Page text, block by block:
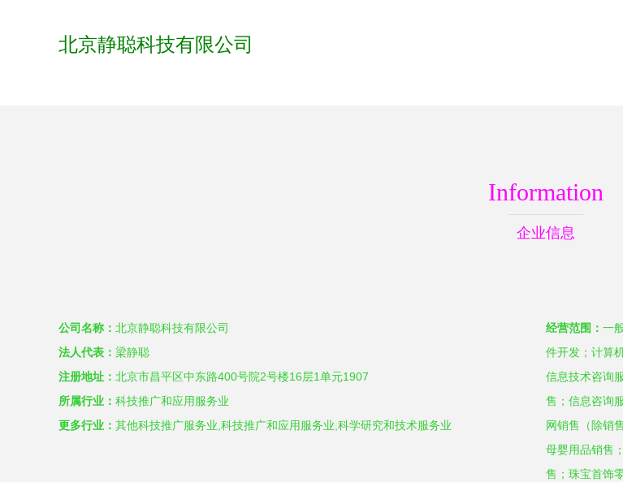
北京静聪科技有限公司
Information
企业信息
公司名称： 北京静聪科技有限公司
法人代表： 梁静聪
注册地址： 北京市昌平区中东路400号院2号楼16层1单元1907
所属行业： 科技推广和应用服务业
更多行业： 其他科技推广服务业,科技推广和应用服务业,科学研究和技术服务业
经营范围： 一
件开发；计算
信息技术咨询
售；信息咨询
网销售（除销
母婴用品销售
售；珠宝首饰